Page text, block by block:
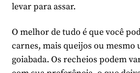
levar para assar.
O melhor de tudo é que você
carnes, mais queijos ou mesmo
goiabada. Os recheios podem